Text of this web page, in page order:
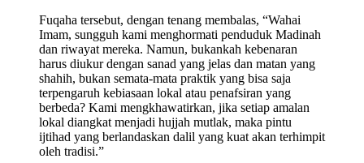
Fuqaha tersebut, dengan tenang membalas, “Wahai
Imam, sungguh kami menghormati penduduk Madinah
dan riwayat mereka. Namun, bukankah kebenaran
harus diukur dengan sanad yang jelas dan matan yang
shahih, bukan semata-mata praktik yang bisa saja
terpengaruh kebiasaan lokal atau penafsiran yang
berbeda? Kami mengkhawatirkan, jika setiap amalan
lokal diangkat menjadi hujjah mutlak, maka pintu
ijtihad yang berlandaskan dalil yang kuat akan terhimpit
oleh tradisi.”